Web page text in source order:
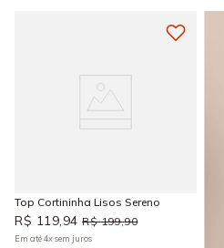
Top Cortininha Lisos Sereno
R$ 119,94 R$ 199,90
Em até4xsem juros